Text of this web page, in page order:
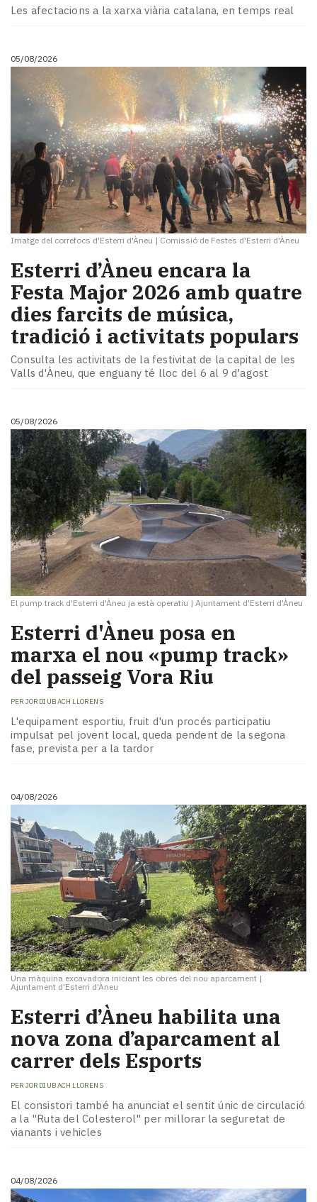
Les afectacions a la xarxa viària catalana, en temps real
05/08/2026
Imatge del correfocs d'Esterri d'Àneu | Comissió de Festes d'Esterri d'Àneu
Esterri d’Àneu encara la
Festa Major 2026 amb quatre
dies farcits de música,
tradició i activitats populars
Consulta les activitats de la festivitat de la capital de les
Valls d'Àneu, que enguany té lloc del 6 al 9 d'agost
05/08/2026
El pump track d'Esterri d'Àneu ja està operatiu | Ajuntament d'Esterri d'Àneu
Esterri d'Àneu posa en
marxa el nou «pump track»
del passeig Vora Riu
PER JORDI UBACH LLORENS
L'equipament esportiu, fruit d'un procés participatiu
impulsat pel jovent local, queda pendent de la segona
fase, prevista per a la tardor
04/08/2026
Una màquina excavadora iniciant les obres del nou aparcament |
Ajuntament d'Esterri d'Àneu
​Esterri d’Àneu habilita una
nova zona d’aparcament al
carrer dels Esports
PER JORDI UBACH LLORENS
El consistori també ha anunciat el sentit únic de circulació
a la "Ruta del Colesterol" per millorar la seguretat de
vianants i vehicles
04/08/2026